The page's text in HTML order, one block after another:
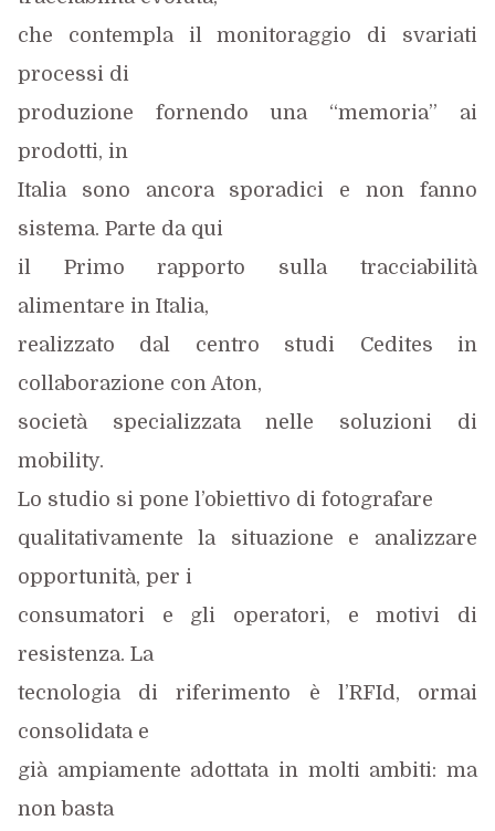
che contempla il monitoraggio di svariati
processi di
produzione fornendo una “memoria” ai
prodotti, in
Italia sono ancora sporadici e non fanno
sistema. Parte da qui
il Primo rapporto sulla tracciabilità
alimentare in Italia,
realizzato dal centro studi Cedites in
collaborazione con Aton,
società specializzata nelle soluzioni di
mobility.
Lo studio si pone l’obiettivo di fotografare
qualitativamente la situazione e analizzare
opportunità, per i
consumatori e gli operatori, e motivi di
resistenza. La
tecnologia di riferimento è l’RFId, ormai
consolidata e
già ampiamente adottata in molti ambiti: ma
non basta